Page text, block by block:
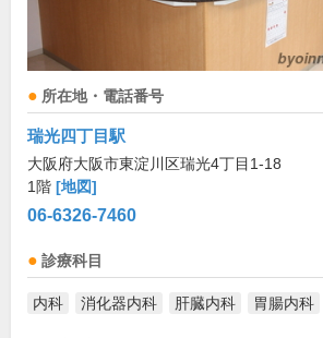
所在地・電話番号
瑞光四丁目駅
大阪府大阪市東淀川区瑞光4丁目1-18
1階 [地図]
06-6326-7460
診療科目
内科 消化器内科 肝臓内科 胃腸内科